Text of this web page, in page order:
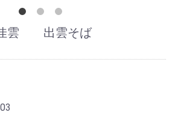
佳雲 出雲そば